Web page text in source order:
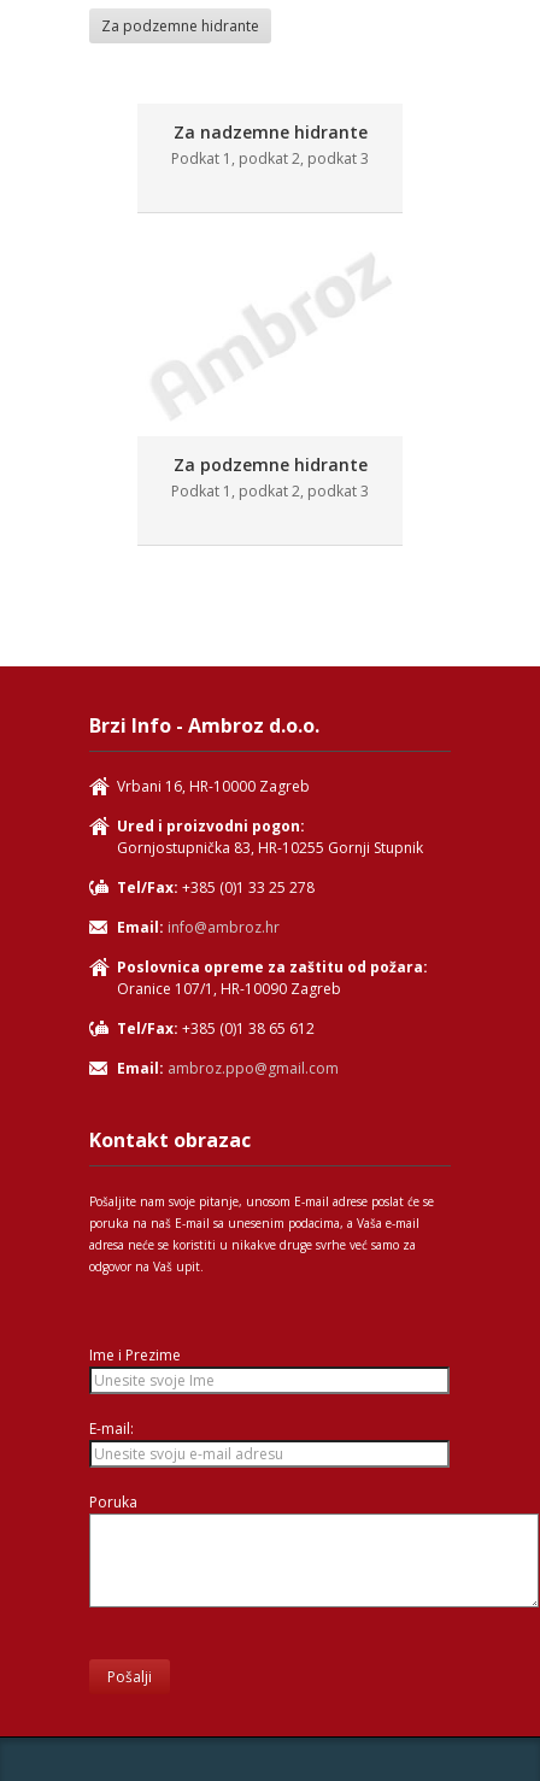
Za podzemne hidrante
Za nadzemne hidrante
Podkat 1, podkat 2, podkat 3
Za podzemne hidrante
Podkat 1, podkat 2, podkat 3
Brzi Info - Ambroz d.o.o.
Vrbani 16, HR-10000 Zagreb
Ured i proizvodni pogon:
Gornjostupnička 83, HR-10255 Gornji Stupnik
Tel/Fax: +385 (0)1 33 25 278
Email: info@ambroz.hr
Poslovnica opreme za zaštitu od požara:
Oranice 107/1, HR-10090 Zagreb
Tel/Fax: +385 (0)1 38 65 612
Email: ambroz.ppo@gmail.com
Kontakt obrazac
Pošaljite nam svoje pitanje, unosom E-mail adrese poslat će se
poruka na naš E-mail sa unesenim podacima, a Vaša e-mail
adresa neće se koristiti u nikakve druge svrhe već samo za
odgovor na Vaš upit.
Ime i Prezime
E-mail:
Poruka